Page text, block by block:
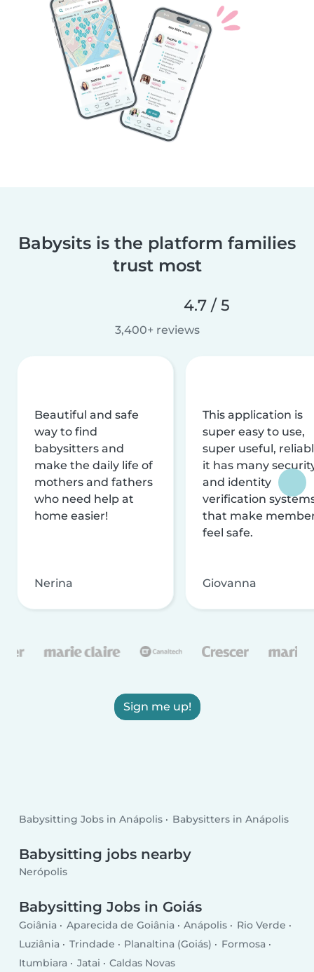
Babysits is the platform families
trust most
4.7 / 5
3,400+ reviews
Beautiful and safe
way to find
babysitters and
make the daily life of
mothers and fathers
who need help at
home easier!
Nerina
This application is
super easy to use,
super useful,
it has many
and identity
verification
that make
feel safe.
Giovanna
Sign me up!
Babysitting Jobs in Anápolis Babysitters in Anápolis
Babysitting jobs nearby
Nerópolis
Babysitting Jobs in Goiás
Goiânia Aparecida de Goiânia Anápolis
Rio Verde
Luziânia
Trindade Planaltina (Goiás)
Formosa
Itumbiara
Jatai Caldas Novas